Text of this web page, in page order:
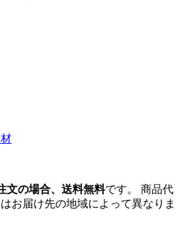
文の場合、送料無料です。 商品代
お届け先の地域によって異なりま